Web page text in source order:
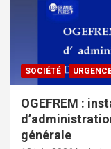
SOCIÉTÉ
OGEFREM :
générale